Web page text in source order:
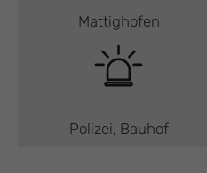
Mattighofen
Polizei, Bauhof